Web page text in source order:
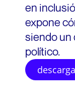
en
expone
siendo un
político.